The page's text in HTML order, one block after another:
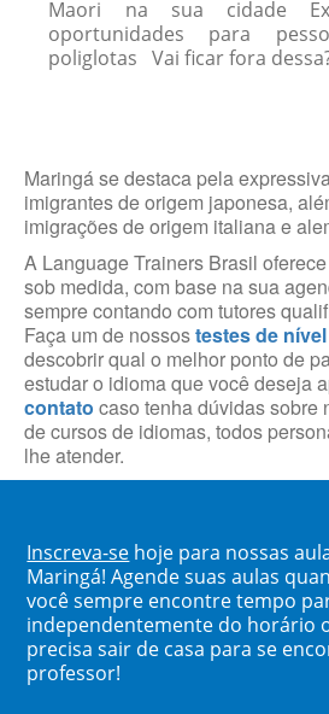
Maori na sua cidade
oportunidades para
poliglotas Vai ficar fora
Maringá se destaca pela
imigrantes de origem japonesa,
imigrações de origem italiana e
A Language Trainers Brasil
sob medida, com base na sua
sempre contando com tutores
Faça um de nossostestes de nível
descobrir qual o melhor ponto de
estudar o idioma que você deseja
contato caso tenha dúvidas sobre
de cursos de idiomas, todos
lhe atender.
Inscreva-se hoje para nossas
Maringá! Agende suas aulas
você sempre encontre tempo
independentemente do horário
precisa sair de casa para se
professor!